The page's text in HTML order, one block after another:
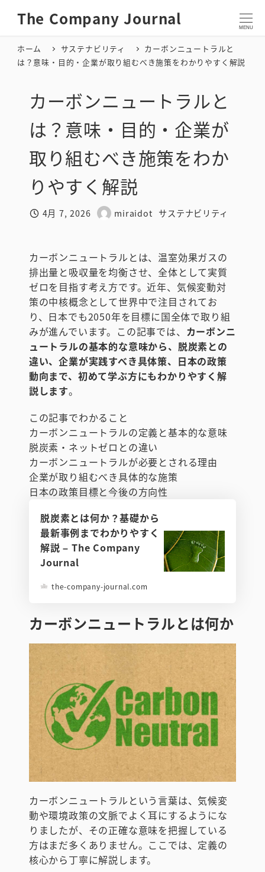
The Company Journal MENU
ホーム サステナビリティ
カーボンニュートラルと
は？意味・目的・企業が取り組むべき施策をわかりやすく解説
カーボンニュートラルと
は？意味・目的・企業が
取り組むべき施策をわか
りやすく解説
投稿日
4月 7, 2026
著
miraidot カテゴリー
サステナビリティ
カーボンニュートラルとは、温室効果ガスの
排出量と吸収量を均衡させ、全体として実質
ゼロを目指す考え方です。近年、気候変動対
策の中核概念として世界中で注目されてお
り、日本でも2050年を目標に国全体で取り組
みが進んでいます。この記事では、 カーボンニ
ュートラルの基本的な意味から、脱炭素との
違い、企業が実践すべき具体策、日本の政策
動向まで、初めて学ぶ方にもわかりやすく解
説します。
この記事でわかること
カーボンニュートラルの定義と基本的な意味
脱炭素・ネットゼロとの違い
カーボンニュートラルが必要とされる理由
企業が取り組むべき具体的な施策
日本の政策目標と今後の方向性
脱炭素とは何か？基礎から
最新事例までわかりやすく
解説 – The Company
Journal
the-company-journal.com
カーボンニュートラルとは何か
カーボンニュートラルという言葉は、気候変
動や環境政策の文脈でよく耳にするようにな
りましたが、その正確な意味を把握している
方はまだ多くありません。ここでは、定義の
核心から丁寧に解説します。